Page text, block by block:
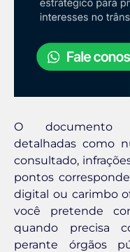
O documento
detalhadas como
consultado,
pontos
digital ou carimbo
você pretende
quando precisa
perante órgãos